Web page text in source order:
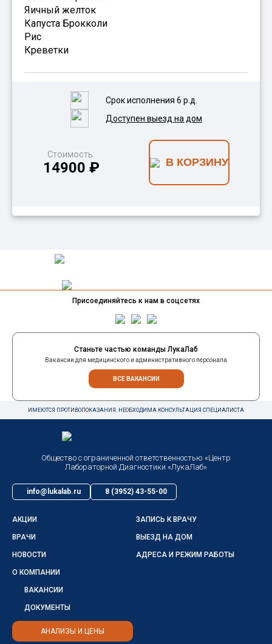
Яичный желток
Капуста Брокколи
Рис
Креветки
Срок исполнения 6 р.д.
Доступен выезд на дом
Стоимость:
14900 ₽ В КОРЗИНУ
Присоединяйтесь к нам в соцсетях
Станьте частью команды ЛукаЛаб
Вакансии для медицинского и административного персонала
ВСЕ ВАКАНСИИ
ИМЕЮТСЯ ПРОТИВОПОКАЗАНИЯ. НЕОБХОДИМА КОНСУЛЬТАЦИЯ СПЕЦИАЛИСТА
Общество с ограниченной ответственностью «Центр
Лабораторной Диагностики «ЛукаЛаб»
info@lukalab.ru 8 (3952) 43-55-00
АКЦИИ ЗАПИСЬ К ВРАЧУ
ВРАЧИ ВЫЕЗД НА ДОМ
НОВОСТИ АДРЕСА И РЕЖИМ РАБОТЫ
О КОМПАНИИ
ВАКАНСИИ
ДОКУМЕНТЫ
АНАЛИЗЫ И ЦЕНЫ